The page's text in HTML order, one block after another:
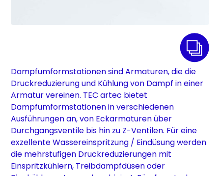
Dampfumformstationen sind Armaturen, die die
Druckreduzierung und Kühlung von Dampf in einer
Armatur vereinen. TEC artec bietet
Dampfumformstationen in verschiedenen
Ausführungen an, von Eckarmaturen über
Durchgangsventile bis hin zu Z-Ventilen. Für eine
exzellente Wassereinspritzung / Eindüsung werden
die mehrstufigen Druckreduzierungen mit
Einspritzkühlern, Treibdampfdüsen oder